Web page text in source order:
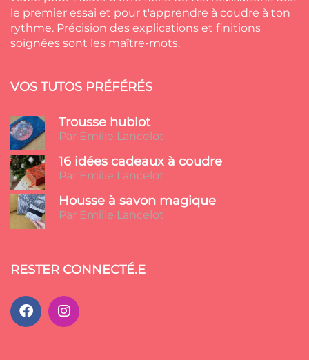
le premier essai et pour t'apprendre à coudre à ton
rythme. Précision des explications et finitions
soignées sont les maître-mots.
VOS TUTOS PRÉFÉRÉS
Trousse hublot
Par Emilie Lancelot
16 idées cadeaux à coudre
Par Emilie Lancelot
Housse à savon magique
Par Emilie Lancelot
RESTER CONNECTÉ.E